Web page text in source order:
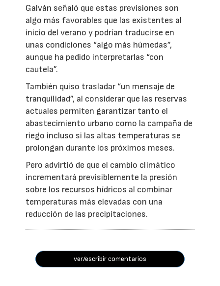
Galván señaló que estas previsiones son
algo más favorables que las existentes al
inicio del verano y podrían traducirse en
unas condiciones “algo más húmedas”,
aunque ha pedido interpretarlas “con
cautela”.
También quiso trasladar “un mensaje de
tranquilidad”, al considerar que las reservas
actuales permiten garantizar tanto el
abastecimiento urbano como la campaña de
riego incluso si las altas temperaturas se
prolongan durante los próximos meses.
Pero advirtió de que el cambio climático
incrementará previsiblemente la presión
sobre los recursos hídricos al combinar
temperaturas más elevadas con una
reducción de las precipitaciones.
ver/escribir comentarios